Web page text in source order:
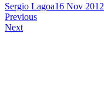
Sergio Lagoa16 Nov 2012
Navegação
de
Previous
Next